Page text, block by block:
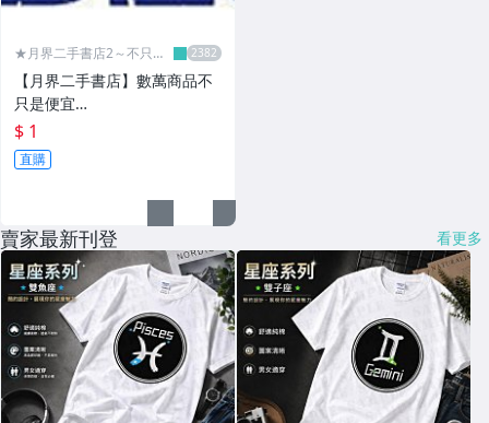
★月界二手書店2～不只是
【月界二手書店】數萬商品不
只是便宜…
$ 1
直購
賣家最新刊登 看更多